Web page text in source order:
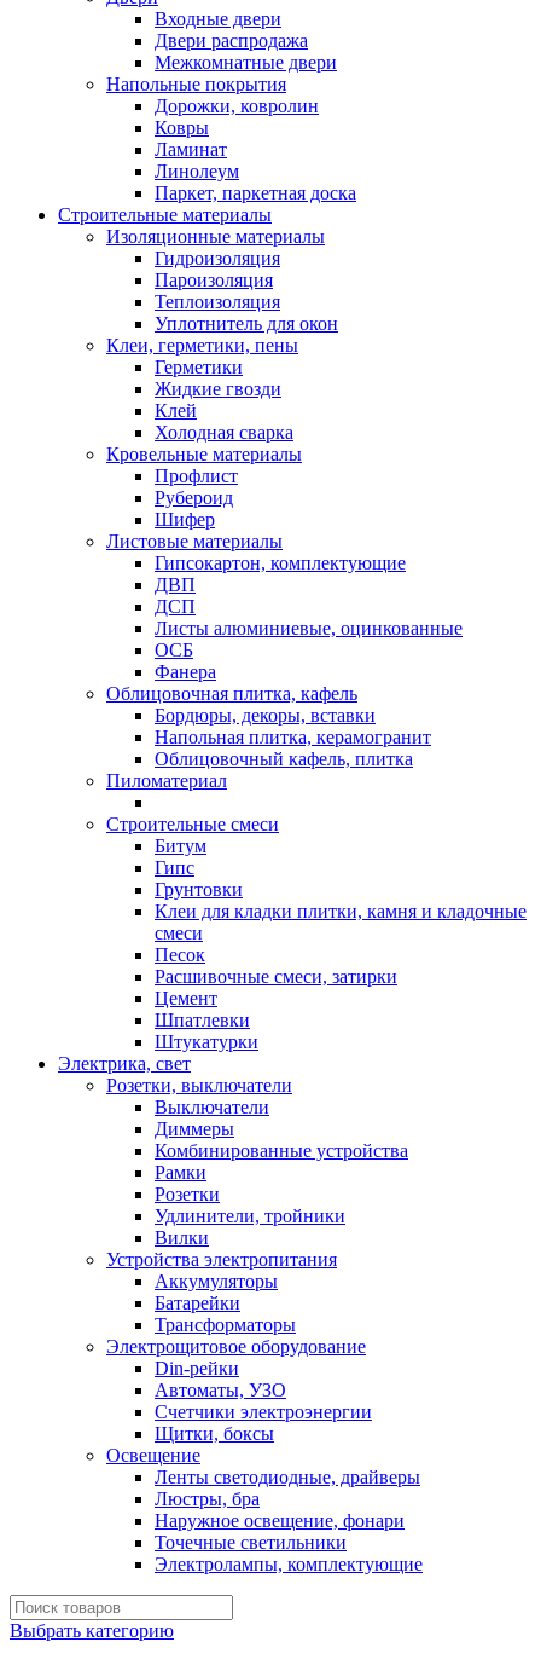
Входные двери
Двери распродажа
Межкомнатные двери
Напольные покрытия
Дорожки, ковролин
Ковры
Ламинат
Линолеум
Паркет, паркетная доска
Строительные материалы
Изоляционные материалы
Гидроизоляция
Пароизоляция
Теплоизоляция
Уплотнитель для окон
Клеи, герметики, пены
Герметики
Жидкие гвозди
Клей
Холодная сварка
Кровельные материалы
Профлист
Рубероид
Шифер
Листовые материалы
Гипсокартон, комплектующие
ДВП
ДСП
Листы алюминиевые, оцинкованные
ОСБ
Фанера
Облицовочная плитка, кафель
Бордюры, декоры, вставки
Напольная плитка, керамогранит
Облицовочный кафель, плитка
Пиломатериал
Строительные смеси
Битум
Гипс
Грунтовки
Клеи для кладки плитки, камня и кладочные
смеси
Песок
Расшивочные смеси, затирки
Цемент
Шпатлевки
Штукатурки
Электрика, свет
Розетки, выключатели
Выключатели
Диммеры
Комбинированные устройства
Рамки
Розетки
Удлинители, тройники
Вилки
Устройства электропитания
Аккумуляторы
Батарейки
Трансформаторы
Электрощитовое оборудование
Din-рейки
Автоматы, УЗО
Счетчики электроэнергии
Щитки, боксы
Освещение
Ленты светодиодные, драйверы
Люстры, бра
Наружное освещение, фонари
Точечные светильники
Электролампы, комплектующие
Выбрать категорию